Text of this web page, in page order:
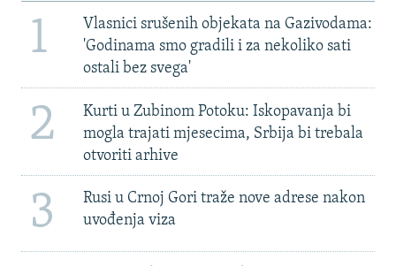
1
Vlasnici srušenih objekata na Gazivodama:
'Godinama smo gradili i za nekoliko sati
ostali bez svega'
2
Kurti u Zubinom Potoku: Iskopavanja bi
mogla trajati mjesecima, Srbija bi trebala
otvoriti arhive
3
Rusi u Crnoj Gori traže nove adrese nakon
uvođenja viza